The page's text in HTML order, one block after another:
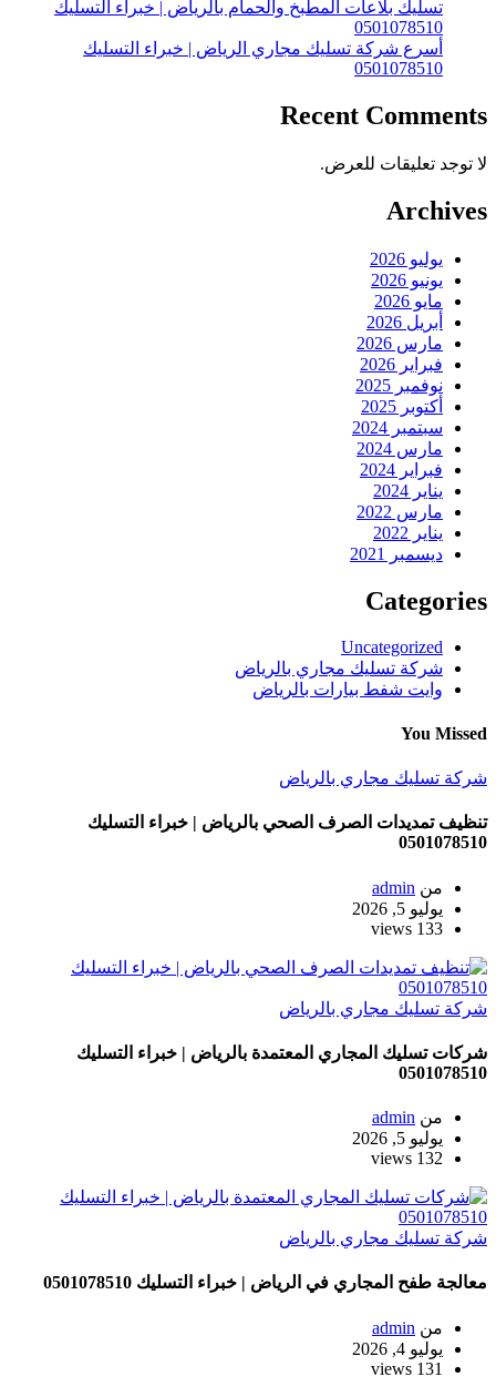
تسليك بلاعات المطبخ والحمام بالرياض | خبراء التسليك
0501078510
أسرع شركة تسليك مجاري الرياض | خبراء التسليك
0501078510
Recent Comments
لا توجد تعليقات للعرض.
Archives
يوليو 2026
يونيو 2026
مايو 2026
أبريل 2026
مارس 2026
فبراير 2026
نوفمبر 2025
أكتوبر 2025
سبتمبر 2024
مارس 2024
فبراير 2024
يناير 2024
مارس 2022
يناير 2022
ديسمبر 2021
Categories
Uncategorized
شركة تسليك مجاري بالرياض
وايت شفط بيارات بالرياض
You Missed
شركة تسليك مجاري بالرياض
تنظيف تمديدات الصرف الصحي بالرياض | خبراء التسليك
0501078510
من admin
يوليو 5, 2026
133 views
شركة تسليك مجاري بالرياض
شركات تسليك المجاري المعتمدة بالرياض | خبراء التسليك
0501078510
من admin
يوليو 5, 2026
132 views
شركة تسليك مجاري بالرياض
معالجة طفح المجاري في الرياض | خبراء التسليك 0501078510
من admin
يوليو 4, 2026
131 views